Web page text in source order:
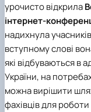
урочисто відкрила
інтернет-
надихнула
вступному слові
які відбуваються в
України, на
можна вирішити
фахівців для роботи